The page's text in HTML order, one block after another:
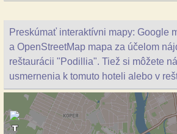
Preskúmať interaktívni mapy: Google
a OpenStreetMap mapa za účelom
reštaurácii "Podillia". Tiež si môžete
usmernenia k tomuto hoteli alebo v